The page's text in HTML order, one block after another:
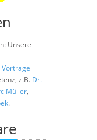
Unsere
Vorträge
z.B. Dr.
Müller,
.